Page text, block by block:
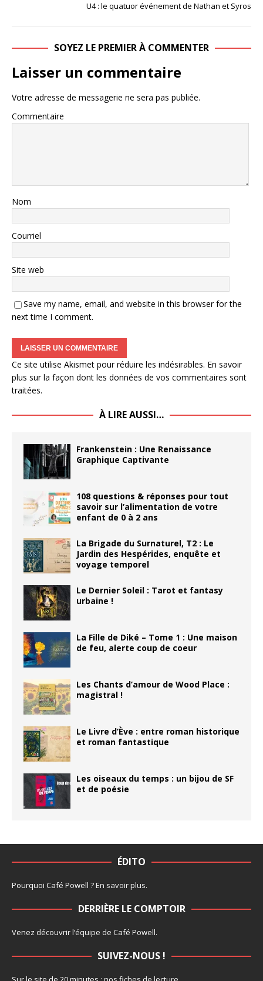
U4 : le quatuor événement de Nathan et Syros
SOYEZ LE PREMIER À COMMENTER
Laisser un commentaire
Votre adresse de messagerie ne sera pas publiée.
Commentaire
Nom
Courriel
Site web
Save my name, email, and website in this browser for the
next time I comment.
Ce site utilise Akismet pour réduire les indésirables. En savoir
plus sur la façon dont les données de vos commentaires sont
traitées.
À LIRE AUSSI…
Frankenstein : Une Renaissance
Graphique Captivante
108 questions & réponses pour tout
savoir sur l’alimentation de votre
enfant de 0 à 2 ans
La Brigade du Surnaturel, T2 : Le
Jardin des Hespérides, enquête et
voyage temporel
Le Dernier Soleil : Tarot et fantasy
urbaine !
La Fille de Diké – Tome 1 : Une maison
de feu, alerte coup de coeur
Les Chants d’amour de Wood Place :
magistral !
Le Livre d’Ève : entre roman historique
et roman fantastique
Les oiseaux du temps : un bijou de SF
et de poésie
ÉDITO
Pourquoi Café Powell ?En savoir plus.
DERRIÈRE LE COMPTOIR
Venez découvrir l’équipe de Café Powell.
SUIVEZ-NOUS !